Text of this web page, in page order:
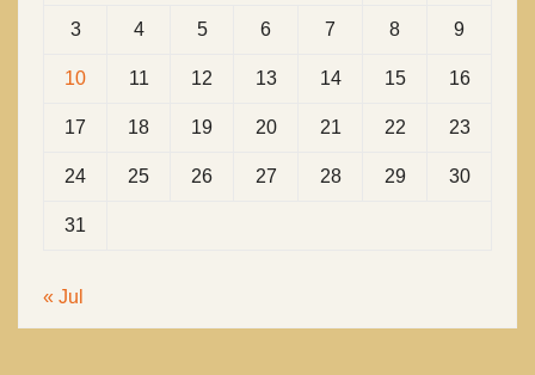
3 4 5 6 7 8 9
10 11 12 13 14 15 16
17 18 19 20 21 22 23
24 25 26 27 28 29 30
31
« Jul